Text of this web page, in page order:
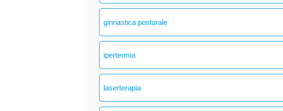
ginnastica posturale
ipertermia
laserterapia